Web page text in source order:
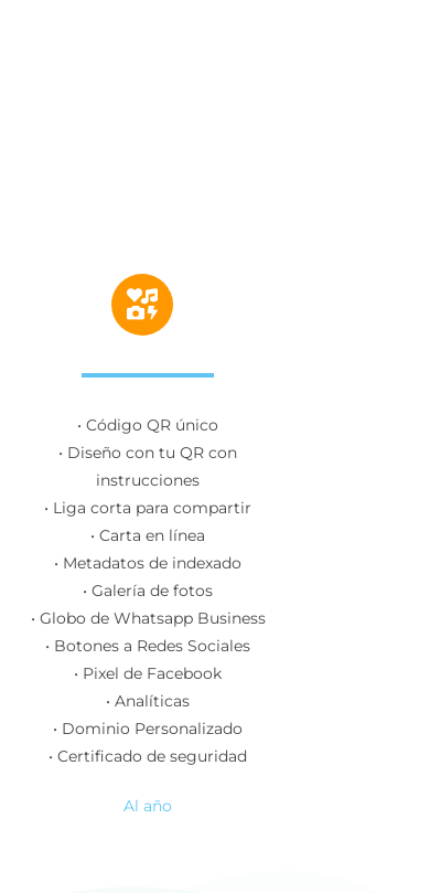
• Código QR único
• Diseño con tu QR con
instrucciones
• Liga corta para compartir
• Carta en línea
• Metadatos de indexado
• Galería de fotos
• Globo de Whatsapp Business
• Botones a Redes Sociales
• Pixel de Facebook
• Analíticas
• Dominio Personalizado
• Certificado de seguridad
Al año